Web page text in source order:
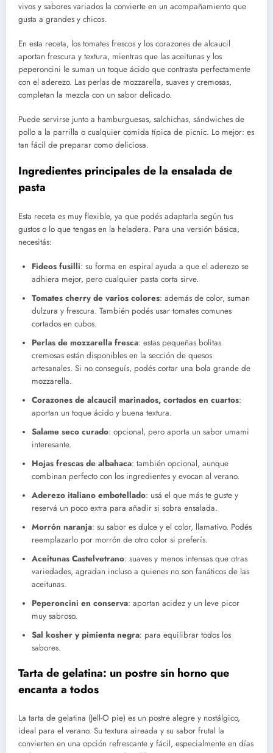
vivos y sabores variados la convierte en un acompañamiento que
gusta a grandes y chicos.
En esta receta, los tomates frescos y los corazones de alcaucil
aportan frescura y textura, mientras que las aceitunas y los
peperoncini le suman un toque ácido que contrasta perfectamente
con el aderezo. Las perlas de mozzarella, suaves y cremosas,
completan la mezcla con un sabor delicado.
Puede servirse junto a hamburguesas, salchichas, sándwiches de
pollo a la parrilla o cualquier comida típica de picnic. Lo mejor: es
tan fácil de preparar como deliciosa.
Ingredientes principales de la ensalada de
pasta
Esta receta es muy flexible, ya que podés adaptarla según tus
gustos o lo que tengas en la heladera. Para una versión básica,
necesitás:
Fideos fusilli: su forma en espiral ayuda a que el aderezo se
adhiera mejor, pero cualquier pasta corta sirve.
Tomates cherry de varios colores: además de color, suman
dulzura y frescura. También podés usar tomates comunes
cortados en cubos.
Perlas de mozzarella fresca: estas pequeñas bolitas
cremosas están disponibles en la sección de quesos
artesanales. Si no conseguís, podés cortar una bola grande de
mozzarella.
Corazones de alcaucil marinados, cortados en cuartos:
aportan un toque ácido y buena textura.
Salame seco curado: opcional, pero aporta un sabor umami
interesante.
Hojas frescas de albahaca: también opcional, aunque
combinan perfecto con los ingredientes y evocan al verano.
Aderezo italiano embotellado: usá el que más te guste y
reservá un poco extra para añadir si sobra ensalada.
Morrón naranja: su sabor es dulce y el color, llamativo. Podés
reemplazarlo por morrón de otro color si preferís.
Aceitunas Castelvetrano: suaves y menos intensas que otras
variedades, agradan incluso a quienes no son fanáticos de las
aceitunas.
Peperoncini en conserva: aportan acidez y un leve picor
muy sabroso.
Sal kosher y pimienta negra: para equilibrar todos los
sabores.
Tarta de gelatina: un postre sin horno que
encanta a todos
La tarta de gelatina (Jell-O pie) es un postre alegre y nostálgico,
ideal para el verano. Su textura aireada y su sabor frutal la
convierten en una opción refrescante y fácil, especialmente en días